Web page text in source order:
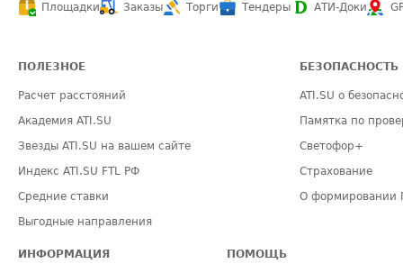
Площадки
Заказы Торги Тендеры АТИ-Доки
ПОЛЕЗНОЕ
Расчет расстояний
Академия ATI.SU
Звезды ATI.SU на вашем сайте
Индекс ATI.SU FTL РФ
Средние ставки
Выгодные направления
БЕЗОПАСНОСТЬ
ATI.SU о
Памятка по
Светофор+
Страхование
О формировании
ИНФОРМАЦИЯ ПОМОЩЬ